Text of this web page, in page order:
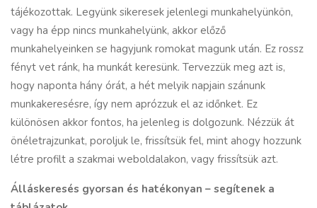
tájékozottak. Legyünk sikeresek jelenlegi munkahelyünkön,
vagy ha épp nincs munkahelyünk, akkor előző
munkahelyeinken se hagyjunk romokat magunk után. Ez rossz
fényt vet ránk, ha munkát keresünk. Tervezzük meg azt is,
hogy naponta hány órát, a hét melyik napjain szánunk
munkakeresésre, így nem aprózzuk el az időnket. Ez
különösen akkor fontos, ha jelenleg is dolgozunk. Nézzük át
önéletrajzunkat, poroljuk le, frissítsük fel, mint ahogy hozzunk
létre profilt a szakmai weboldalakon, vagy frissítsük azt.
Álláskeresés gyorsan és hatékonyan – segítenek a